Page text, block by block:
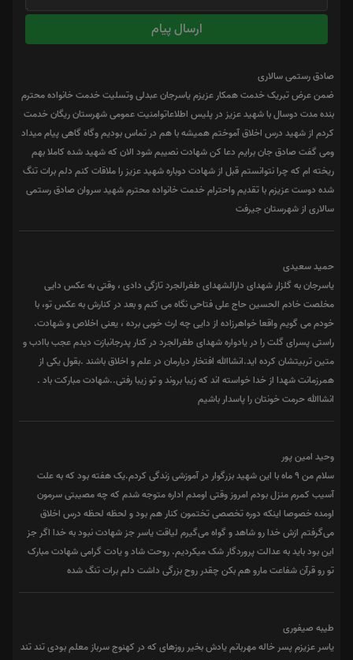
ارسال پیام
صادق رستمی سالاری
ضمن عرض تبریک خدمت همکار عزیزم یاسرجان عبدلی وتسلیت خدمت خانواده محترم
بنده مدت دوسال با شهید عزیز در پلیس اطلاعاتوامنیت عمومی شهرستان ریگان خدمت
کردم از شهید درس اخلاق آموختم همیشه با هم در تماس بودیم وگاه گاهی پیام میداد
ومی گفت صادق جان برایم دعا کن شهادت نصیبم شود الان که شهید شده کاملا بهم
ریخته ام که چرا نتوانستم قبل از شهادت دوباره شهید عزیز را ملاقات کنم دلم برات تنگ
شده دوست عزیزم با تقدیم واحترام خدمت خانواده محترم شهید سروان صادق رستمی
سالاری از شهرستان جیرفت
حمید سعیدی
یاسرجان به گلزار شهدای دارالشهدای طغرالجرد تازگی دادی ، وقتی به عکس دایی
مخلصت خادم الحسین حاج علی فتاحی نگاه می کنم و بعد در کنارش به عکس تو، با
خودم می گویم واقعا خواهرزاده از دایی چه ارث خوبی برده ، یعنی اخلاص و شهادت.
راستی پسرای گلت را در یادواره شهدای طغرالجرد در کنار پدرجانبازت دیدم عجب باادب و
متین تربیتشان کرده اید.انشاالله افتخار دیارمان در علم و اخلاق باشند .بقول یکی از
همرزمانت شهدا از خدا خواسته اند که زیبا بروند و تو زیبا رفتی..شهادت مبارکت باد .
انشاالله حرمت خونتان را پاسدار باشیم
وحید امین پور
سلام من ۹ ماه با این شهید بزرگوار در آموزشی زندگی کردم.یک هفته بود که به علت
آسیب کمرم منزل بودم امروز وقتی اومدم اداره متوجه شدم که چه مصیبتی سرمون
اومده خصوصا اینکه دوره تخصصی تختمون کنار هم بود و لحظه لحظه درس اخلاق
می‌گرفتم ازش خدا رو شاهد و گواه می‌گیرم لیاقت یاسر جز شهادت نبود به خدا اگر جز
این بود باید به عدالت پروردگار شک میکردیم. روحت شاد و یادت گرامی شهادت مبارک
تو رو قرآن شفاعت مارو هم بکن چقدر روح بزرگی داشت دلم برات تنگ شده
طیبه صیفوری
یاسر عزیزم پسر خاله مهربانم یادش بخیر روزهای که در کهنوج سرباز معلم بودی تند تند